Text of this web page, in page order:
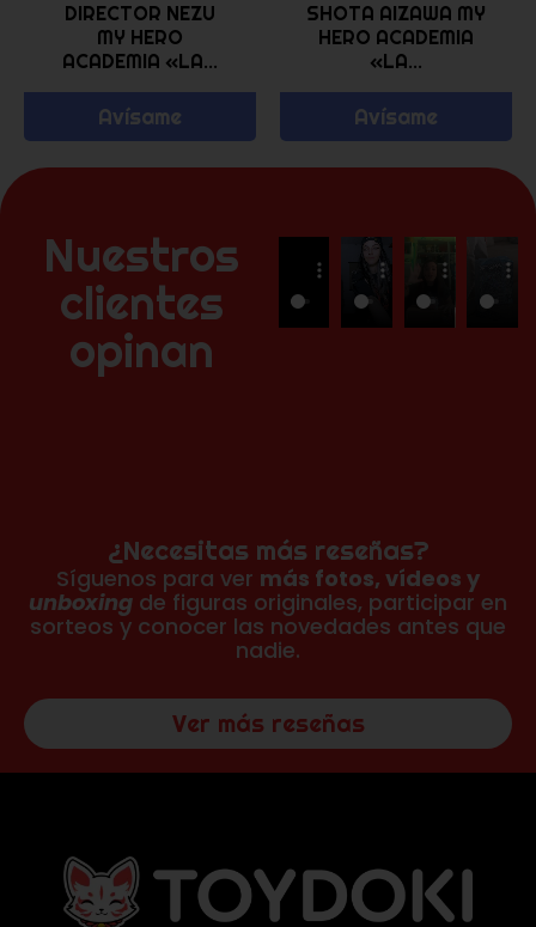
DIRECTOR NEZU
MY HERO
ACADEMIA «LA...
Avísame
SHOTA AIZAWA MY
HERO ACADEMIA
«LA...
Avísame
Nuestros
clientes
opinan
¿Necesitas más reseñas?
Síguenos para ver más fotos, vídeos y
unboxing de figuras originales, participar en
sorteos y conocer las novedades antes que
nadie.
Ver más reseñas